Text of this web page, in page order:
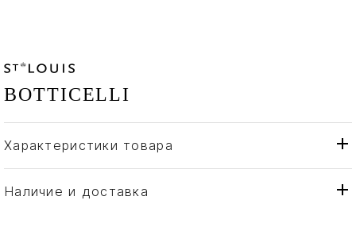
BOTTICELLI
Характеристики товара
Бренд
St. Louis
Страна производителя
Наличие и доставка